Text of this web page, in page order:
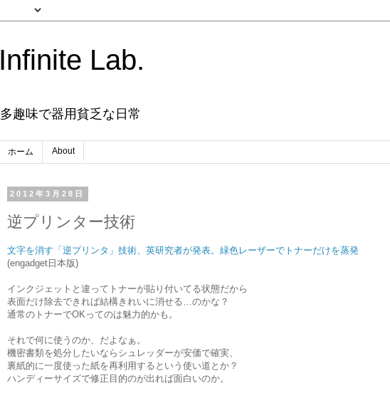
Infinite Lab.
多趣味で器用貧乏な日常
ホーム About
2012年3月28日
逆プリンター技術
文字を消す「逆プリンタ」技術、英研究者が発表。緑色レーザーでトナーだけを蒸発
(engadget日本版)
インクジェットと違ってトナーが貼り付いてる状態だから
表面だけ除去できれば結構きれいに消せる…のかな？
通常のトナーでOKってのは魅力的かも。
それで何に使うのか、だよなぁ。
機密書類を処分したいならシュレッダーが安価で確実、
裏紙的に一度使った紙を再利用するという使い道とか？
ハンディーサイズで修正目的のが出れば面白いのか。